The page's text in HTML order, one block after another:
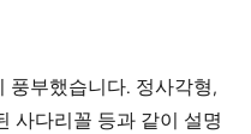
풍부했습니다. 정사각형,
사다리꼴 등과 같이 설명